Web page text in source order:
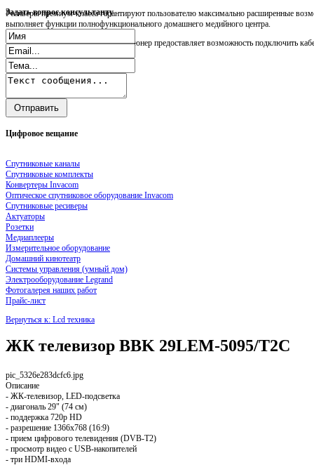
Ресиверы премиум-класса гарантируют пользователю максимально расширенные
выполняет функции полнофункционального домашнего медийного центра.
Прежде всего, следует сказать, что тюнер предоставляет возможность подключить
Задатьвопрос консультанту
Цифровое вещание
Спутниковые каналы
Спутниковые комплекты
Конвертеры Invacom
Оптическое спутниковое оборудование Invacom
Спутниковые ресиверы
Актуаторы
Розетки
Медиаплееры
Измерительное оборудование
Домашний кинотеатр
Системы управления (умный дом)
Электрооборудование Legrand
Фотогалерея наших работ
Прайс-лист
Вернуться к: Lcd техника
ЖК телевизор BBK 29LEM-5095/T2C
pic_5326e283dcfc6.jpg
Описание
- ЖК-телевизор, LED-подсветка
- диагональ 29" (74 см)
- поддержка 720p HD
- разрешение 1366x768 (16:9)
- прием цифрового телевидения (DVB-T2)
- просмотр видео с USB-накопителей
- три HDMI-входа